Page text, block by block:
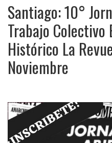
Santiago: 10°
Trabajo Colectivo
Histórico La
Noviembre